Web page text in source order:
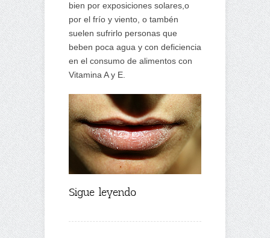
bien por exposiciones solares,o
por el frío y viento, o tambén
suelen sufrirlo personas que
beben poca agua y con deficiencia
en el consumo de alimentos con
Vitamina A y E.
Sigue leyendo